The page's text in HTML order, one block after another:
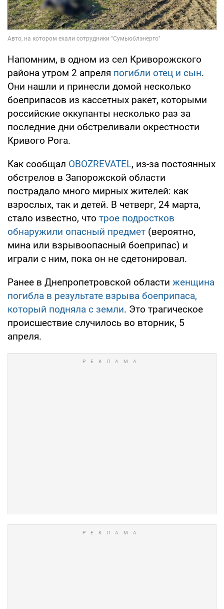
Напомним, в одном из сел Криворожского
района утром 2 апреля погибли отец и сын.
Они нашли и принесли домой несколько
боеприпасов из кассетных ракет, которыми
российские оккупанты несколько раз за
последние дни обстреливали окрестности
Кривого Рога.
Как сообщал OBOZREVATEL, из-за постоянных
обстрелов в Запорожской области
пострадало много мирных жителей: как
взрослых, так и детей. В четверг, 24 марта,
стало известно, что трое подростков
обнаружили опасный предмет (вероятно,
мина или взрывоопасный боеприпас) и
играли с ним, пока он не сдетонировал.
Ранее в Днепропетровской области женщина
погибла в результате взрыва боеприпаса,
который подняла с земли. Это трагическое
происшествие случилось во вторник, 5
апреля.